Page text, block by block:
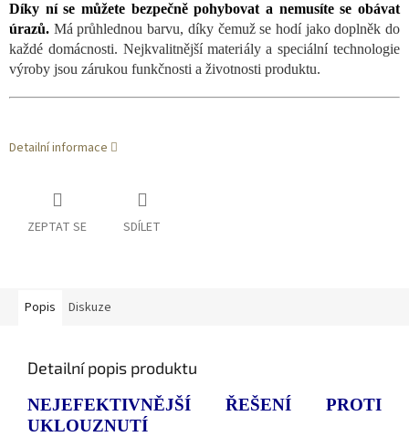
Díky ní se můžete bezpečně pohybovat a nemusíte se obávat
úrazů. Má průhlednou barvu, díky čemuž se hodí jako doplněk do
každé domácnosti. Nejkvalitnější materiály a speciální technologie
výroby jsou zárukou funkčnosti a životnosti produktu.
Detailní informace
ZEPTAT SE SDÍLET
Popis Diskuze
Detailní popis produktu
NEJEFEKTIVNĚJŠÍ ŘEŠENÍ PROTI
UKLOUZNUTÍ